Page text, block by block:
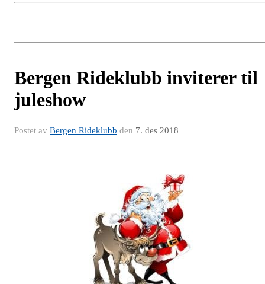
Bergen Rideklubb inviterer til
juleshow
Postet av Bergen Rideklubb den 7. des 2018